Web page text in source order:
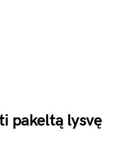
pakeltą lysvę